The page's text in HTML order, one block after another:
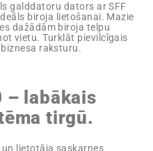
galddatoru dators ar SFF
biroja lietošanai. Mazie
dažādām biroja telpu
vietu. Turklāt pievilcīgais
raksturu.
– labākais
tirgū.
lietotāja saskarnes